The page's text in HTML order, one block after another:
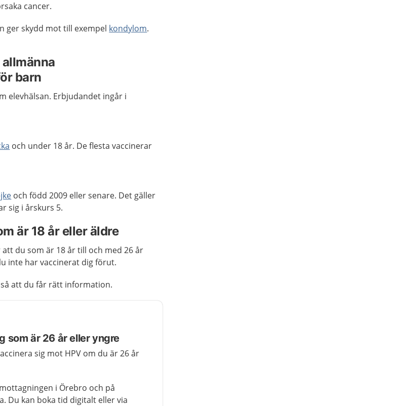
cancer.
ger skydd mot till exempel kondylom.
barn
elevhälsan. Erbjudandet ingår i
och under 18 år. De flesta vaccinerar
och född 2009 eller senare. Det gäller
sig i årskurs 5.
är 18 år eller äldre
du som är 18 år till och med 26 år
inte har vaccinerat dig förut.
att du får rätt information.
som är 26 år eller yngre
sig mot HPV om du är 26 år
i Örebro och på
Du kan boka tid digitalt eller via
Örebro län